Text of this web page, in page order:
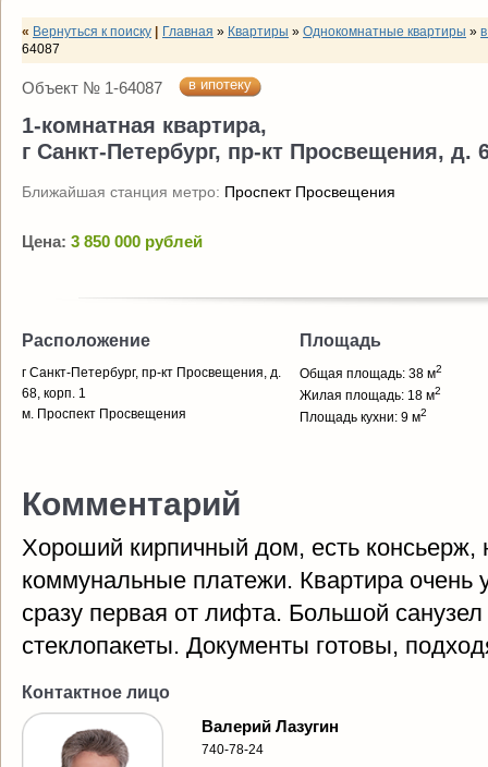
« Вернуться к поиску Главная » Квартиры » Однокомнатные квартиры »
64087
Объект № 1-64087 в ипотеку
1-комнатная квартира,
г Санкт-Петербург, пр-кт Просвещения, д.
Ближайшая станция метро: Проспект Просвещения
Цена: 3 850 000 рублей
Расположение
г Санкт-Петербург, пр-кт Просвещения, д.
68, корп. 1
м. Проспект Просвещения
Площадь
Общая площадь: 38 м2
Жилая площадь: 18 м2
Площадь кухни: 9 м2
Комментарий
Хороший кирпичный дом, есть
коммунальные платежи. Квартира очень
сразу первая от лифта. Большой
стеклопакеты. Документы готовы,
Контактное лицо
Валерий Лазугин
740-78-24